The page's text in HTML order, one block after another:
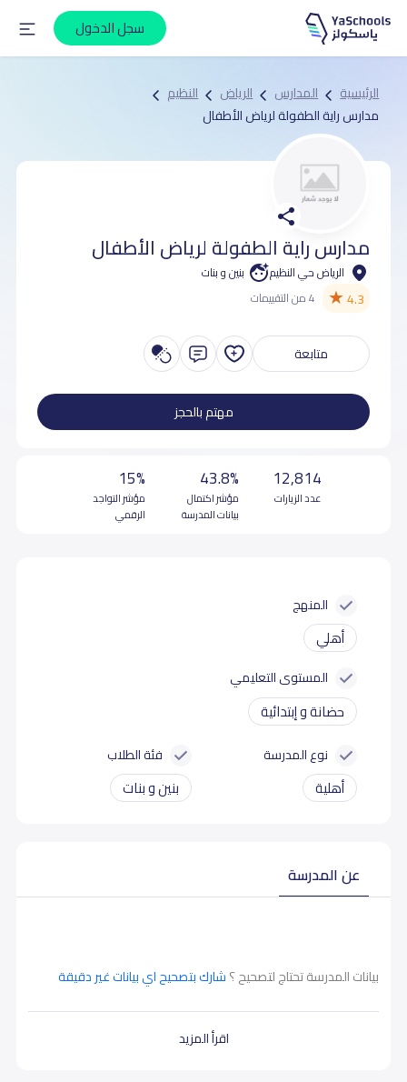
سجل الدخول
الرئيسية المدارس الرياض
النظيم
مدارس راية الطفولة لرياض الأطفال
مدارس راية الطفولة لرياض الأطفال
الرياض حي النظيم بنين و بنات
4.3
★ 4 من التقييمات
متابعة
مهتم بالحجز
12,814
عدد الزيارات
43.8%
مؤشر اكتمال
بيانات المدرسة
15%
مؤشر التواجد
الرقمي
المنهج
أهلي
المستوى التعليمي
حضانة و إبتدائية
نوع المدرسة
أهلية
فئة الطلاب
بنين و بنات
عن المدرسة
اقرأ المزيد
بيانات المدرسة تحتاج لتصحيح ؟شارك بتصحيح اي بيانات غير دقيقة